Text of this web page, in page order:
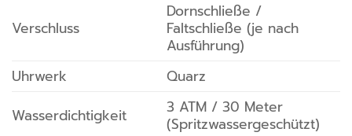
Verschluss
Dornschließe /
Faltschließe (je nach
Ausführung)
Uhrwerk
Quarz
Wasserdichtigkeit
3 ATM / 30 Meter
(Spritzwassergeschützt)